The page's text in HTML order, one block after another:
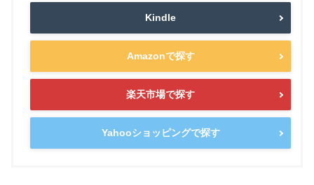
Kindle
Amazonで探す
楽天市場で探す
Yahooショッピングで探す